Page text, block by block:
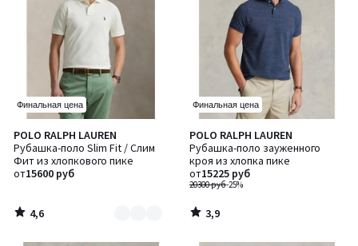
Финальная цена
POLO RALPH LAUREN
Рубашка-поло Slim Fit / Слим
Фит из хлопкового пике
от15600 руб
4,6
/ 5
Количество
цветов:
2
4,6
/
Финальная цена
POLO RALPH LAUREN
Рубашка-поло зауженного
кроя из хлопка пике
20300 руб-25%
от15225 руб
3,9
/ 5
3,9
/